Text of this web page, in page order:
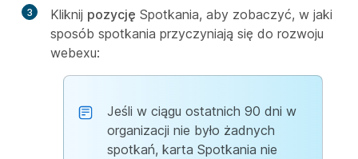
3 Kliknij pozycję Spotkania, aby zobaczyć, w jaki
sposób spotkania przyczyniają się do rozwoju
webexu:
Jeśli w ciągu ostatnich 90 dni w
organizacji nie było żadnych
spotkań, karta Spotkania nie